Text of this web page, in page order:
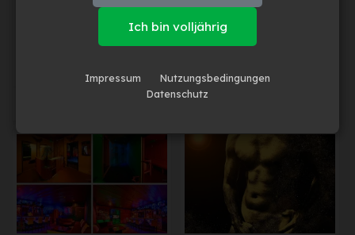
Sonntag 23.08.2026
Sonntag 16.08.2026
Ich bin volljährig
Impressum
Nutzungsbedingungen
Datenschutz